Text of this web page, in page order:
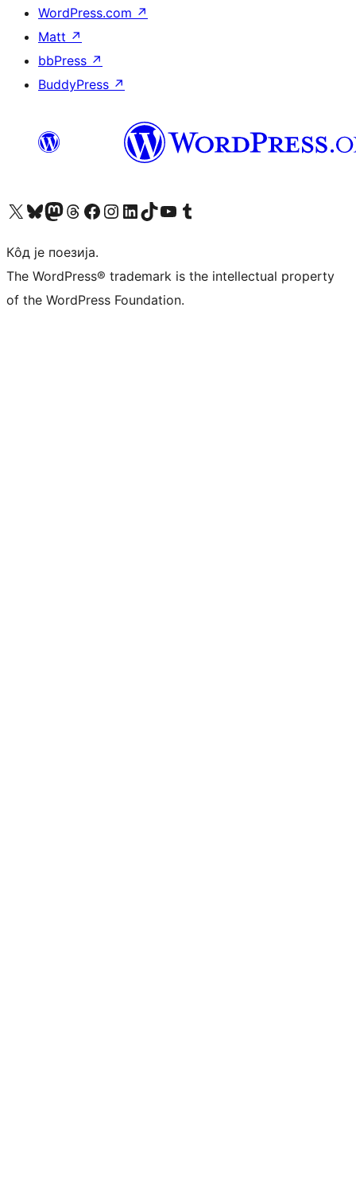
WordPress.com ↗
Matt ↗
bbPress ↗
BuddyPress ↗
Visit our X (formerly Twitter) account
Посетите наш Bluesky налог
Visit our Mastodon account
Посетите наш налог на Threads-у Visit our Facebook page
Посетите наш Инстаграм налог
Visit our LinkedIn account
Посетите наш TikTok налог
Visit our YouTube channel
Посетите наш Tumblr налог
Кôд је поезија.
The WordPress® trademark is the intellectual property
of the WordPress Foundation.